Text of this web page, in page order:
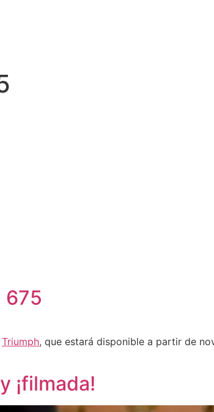
675
Triumph, que estará disponible a partir de
¡filmada!